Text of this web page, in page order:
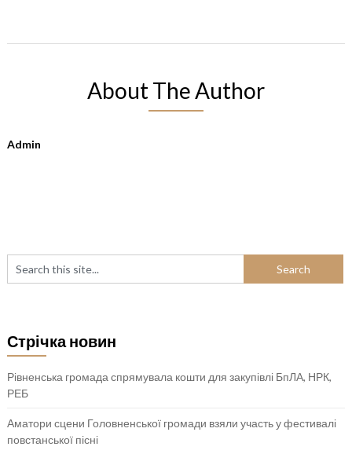
About The Author
Admin
Стрічка новин
Рівненська громада спрямувала кошти для закупівлі БпЛА, НРК,
РЕБ
Аматори сцени Головненської громади взяли участь у фестивалі
повстанської пісні